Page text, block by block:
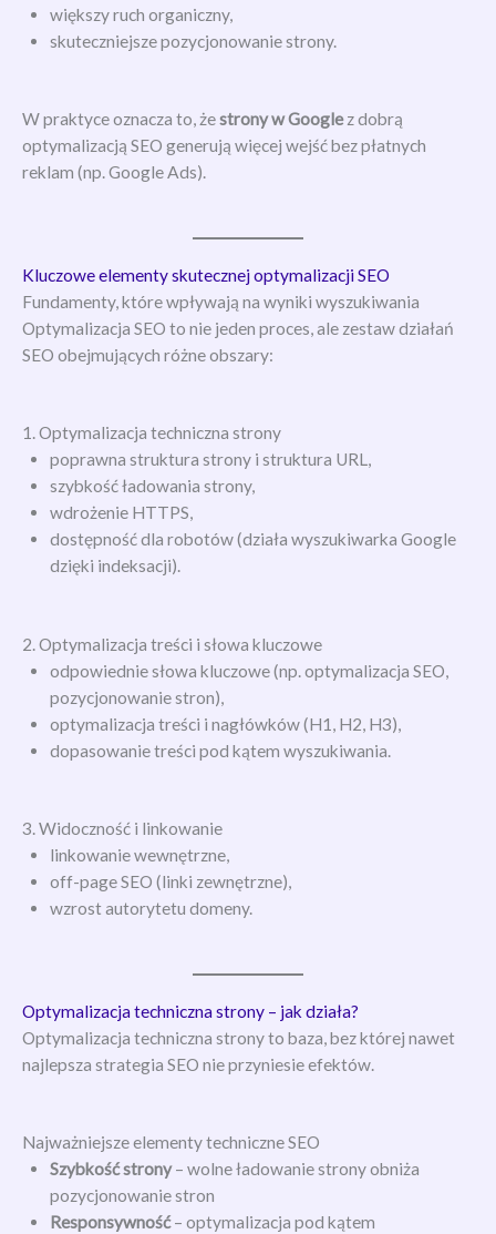
większy ruch organiczny,
skuteczniejsze pozycjonowanie strony.
W praktyce oznacza to, żestrony w Googlez dobrą
optymalizacją SEO generują więcej wejść bez płatnych
reklam (np. Google Ads).
Kluczowe elementy skutecznej optymalizacji SEO
Fundamenty, które wpływają na wyniki wyszukiwania
Optymalizacja SEO to nie jeden proces, ale zestaw działań
SEO obejmujących różne obszary:
1. Optymalizacja techniczna strony
poprawna struktura strony i struktura URL,
szybkość ładowania strony,
wdrożenie HTTPS,
dostępność dla robotów (działa wyszukiwarka Google
dzięki indeksacji).
2. Optymalizacja treści i słowa kluczowe
odpowiednie słowa kluczowe (np. optymalizacja SEO,
pozycjonowanie stron),
optymalizacja treści i nagłówków (H1, H2, H3),
dopasowanie treści pod kątem wyszukiwania.
3. Widoczność i linkowanie
linkowanie wewnętrzne,
off-page SEO (linki zewnętrzne),
wzrost autorytetu domeny.
Optymalizacja techniczna strony – jak działa?
Optymalizacja techniczna strony to baza, bez której nawet
najlepsza strategia SEO nie przyniesie efektów.
Najważniejsze elementy techniczne SEO
Szybkość strony– wolne ładowanie strony obniża
pozycjonowanie stron
Responsywność– optymalizacja pod kątem